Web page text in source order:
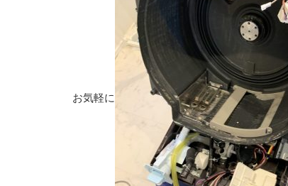
お気軽に